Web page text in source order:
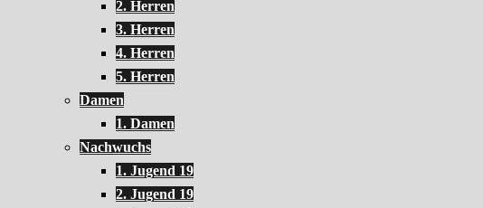
2. Herren
3. Herren
4. Herren
5. Herren
Damen
1. Damen
Nachwuchs
1. Jugend 19
2. Jugend 19